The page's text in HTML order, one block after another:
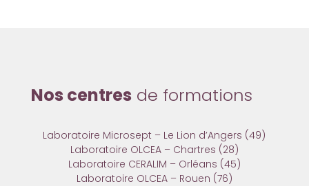
Nos centres de formations
Laboratoire Microsept – Le Lion d’Angers (49)
Laboratoire OLCEA – Chartres (28)
Laboratoire CERALIM – Orléans (45)
Laboratoire OLCEA – Rouen (76)